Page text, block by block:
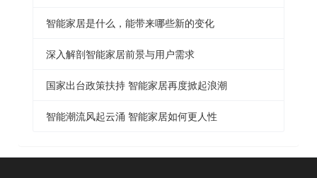
智能家居是什么，能带来哪些新的变化
深入解剖智能家居前景与用户需求
国家出台政策扶持 智能家居再度掀起浪潮
智能潮流风起云涌 智能家居如何更人性